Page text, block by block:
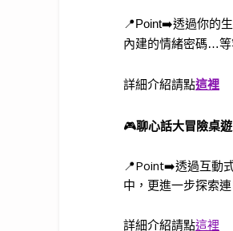
📍Point➡️透過你的
內建的情緒密碼…等
詳細介紹請點這裡
🎮聊心話大冒險桌遊
📍Point➡️透過互動
中，更進一步探索
詳細介紹請點這裡